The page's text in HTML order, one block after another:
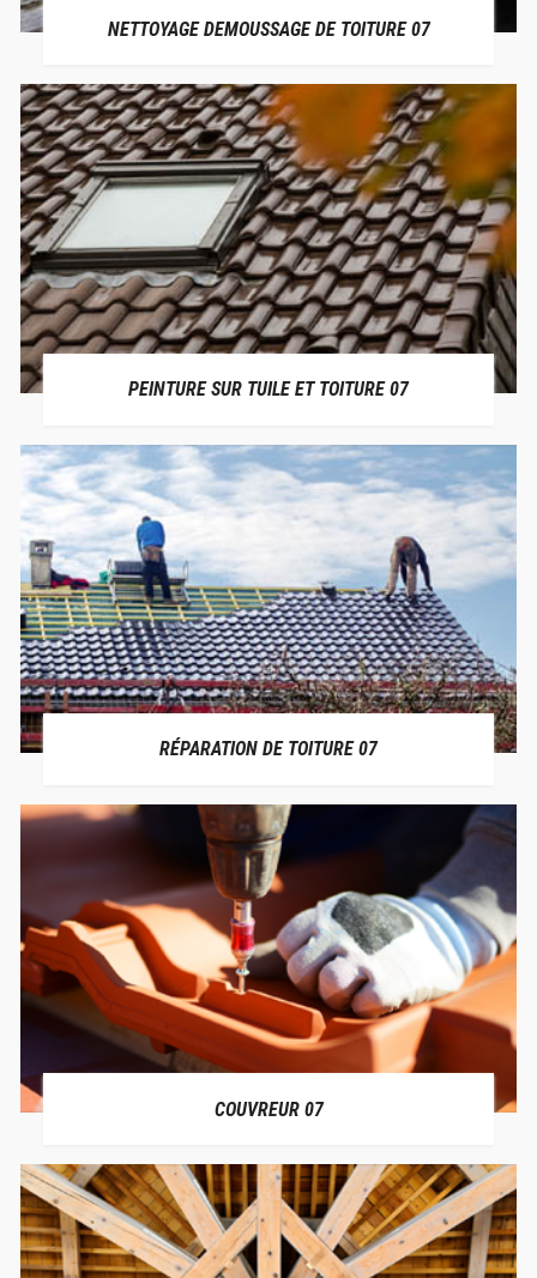
NETTOYAGE DEMOUSSAGE DE TOITURE 07
PEINTURE SUR TUILE ET TOITURE 07
RÉPARATION DE TOITURE 07
COUVREUR 07